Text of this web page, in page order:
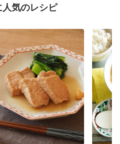
気のレシピ